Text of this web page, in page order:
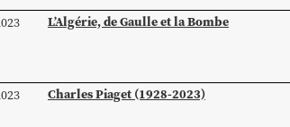
L’Algérie, de Gaulle et la Bombe
Charles Piaget (1928-2023)